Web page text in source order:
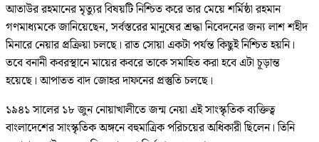
আতাউর রহমানের মৃত্যুর বিষয়টি নিশ্চিত করে তার মেয়ে শর্মিষ্ঠা রহমান
গণমাধ্যমকে জানিয়েছেন, সর্বস্তরের মানুষের শ্রদ্ধা নিবেদনের জন্য লাশ শহীদ
মিনারে নেয়ার প্রক্রিয়া চলছে। রাত সোয়া একটা পর্যন্ত কিছুই নিশ্চিত হয়নি।
তবে বনানী কবরস্থানে মায়ের কবরে তাকে সমাহিত করা হবে এটা চূড়ান্ত
হয়েছে। আপাতত বাদ জোহর দাফনের প্রস্তুতি চলছে।
১৯৪১ সালের ১৮ জুন নোয়াখালীতে জন্ম নেয়া এই সাংস্কৃতিক ব্যক্তিত্ব
বাংলাদেশের সাংস্কৃতিক অঙ্গনে বহুমাত্রিক পরিচয়ের অধিকারী ছিলেন। তিনি